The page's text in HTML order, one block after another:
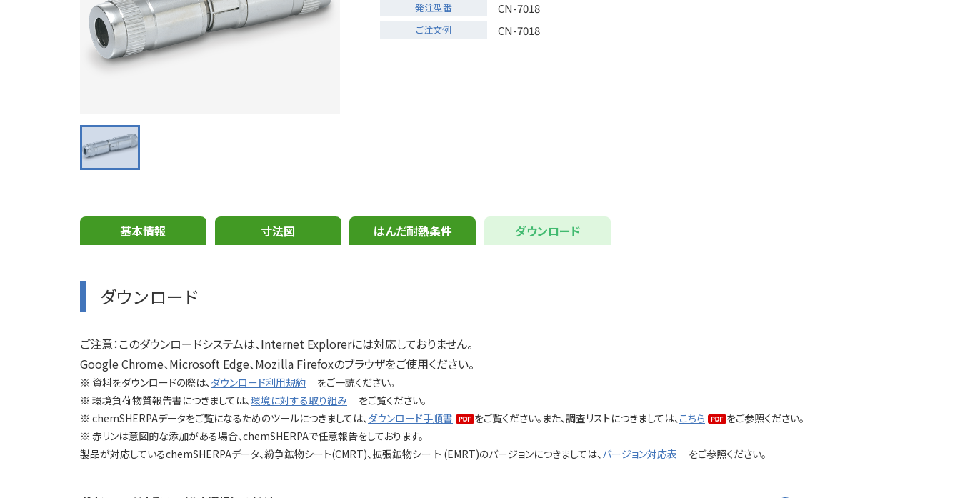
発注型番 CN-7018
ご注文例 CN-7018
基本情報 寸法図 はんだ耐熱条件 ダウンロード
ダウンロード
ご注意：このダウンロードシステムは、Internet Explorerには対応しておりません。
Google Chrome、Microsoft Edge、Mozilla Firefoxのブラウザをご使用ください。
※ 資料をダウンロードの際は、ダウンロード利用規約
をご一読ください。
※ 環境負荷物質報告書につきましては、環境に対する取り組み
をご覧ください。
※ chemSHERPAデータをご覧になるためのツールにつきましては、ダウンロード手順書 をご覧ください。また、調査リストにつきましては、こちら
をご参照ください。
※ 赤リンは意図的な添加がある場合、chemSHERPAで任意報告をしております。
製品が対応しているchemSHERPAデータ、紛争鉱物シート(CMRT)、拡張鉱物シー ト (EMRT)のバージョンにつきましては、バージョン対応表 をご参照ください。